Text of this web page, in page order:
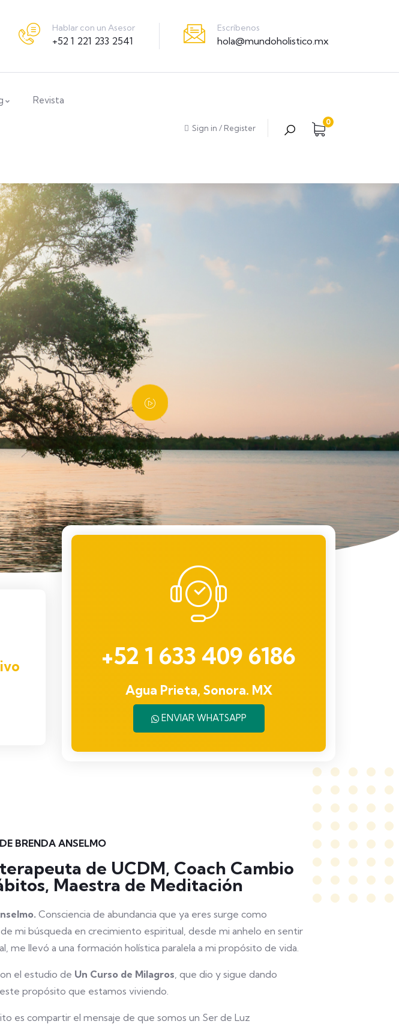
Hablar con un Asesor
+52 1 221 233 2541
Escríbenos
hola@mundoholistico.mx
Revista
Sign in / Register
0
+52 1 633 409 6186
Agua Prieta, Sonora. MX
ENVIAR WHATSAPP
BRENDA ANSELMO
de UCDM, Coach Cambio
Maestra de Meditación
Consciencia de abundancia que ya eres surge como
mi búsqueda en crecimiento espiritual, desde mi anhelo en sentir
me llevó a una formación holística paralela a mi propósito de vida.
el estudio de Un Curso de Milagros, que dio y sigue dando
propósito que estamos viviendo.
es compartir el mensaje de que somos un Ser de Luz